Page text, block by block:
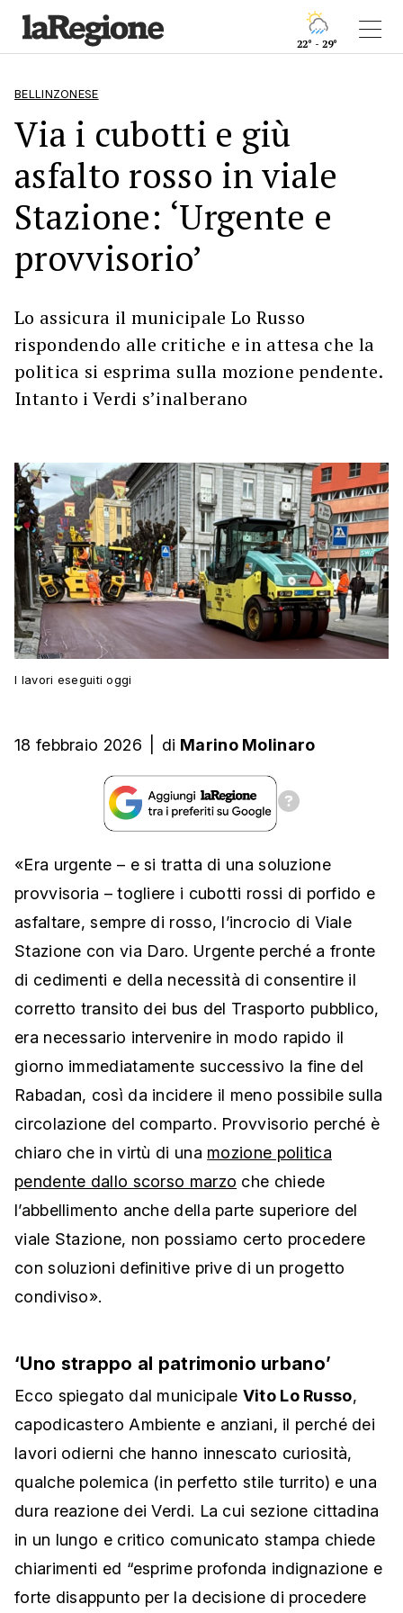
22° - 29°
BELLINZONESE
Via i cubotti e giù
asfalto rosso in viale
Stazione: ‘Urgente e
provvisorio’
Lo assicura il municipale Lo Russo
rispondendo alle critiche e in attesa che la
politica si esprima sulla mozione pendente.
Intanto i Verdi s’inalberano
I lavori eseguiti oggi
18 febbraio 2026 di Marino Molinaro
«Era urgente – e si tratta di una soluzione
provvisoria – togliere i cubotti rossi di porfido e
asfaltare, sempre di rosso, l’incrocio di Viale
Stazione con via Daro. Urgente perché a fronte
di cedimenti e della necessità di consentire il
corretto transito dei bus del Trasporto pubblico,
era necessario intervenire in modo rapido il
giorno immediatamente successivo la fine del
Rabadan, così da incidere il meno possibile sulla
circolazione del comparto. Provvisorio perché è
chiaro che in virtù di una mozione politica
pendente dallo scorso marzo che chiede
l’abbellimento anche della parte superiore del
viale Stazione, non possiamo certo procedere
con soluzioni definitive prive di un progetto
condiviso».
‘Uno strappo al patrimonio urbano’
Ecco spiegato dal municipale Vito Lo Russo,
capodicastero Ambiente e anziani, il perché dei
lavori odierni che hanno innescato curiosità,
qualche polemica (in perfetto stile turrito) e una
dura reazione dei Verdi. La cui sezione cittadina
in un lungo e critico comunicato stampa chiede
chiarimenti ed “esprime profonda indignazione e
forte disappunto per la decisione di procedere